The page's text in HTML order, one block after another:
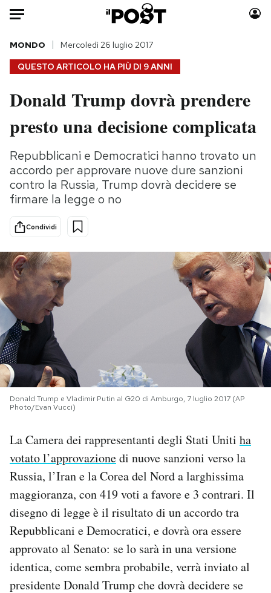
Auto
HOME
Italia
Politica
Tecnologia
Internet
Scienza
Cultura
Economia
Moda
Consumismi
Storie/Idee
Ok Boomer!
Media
PODCAST
NEWSLETTER
I MIEI PREFERITI
SHOP
CALENDARIO
AREA PERSONALE
Area Personale
Newsletter
Notifiche mobile
Regala il Post
Hai bisogno di aiuto?
QUESTO ARTICOLO HA PIÙ DI 9 ANNI
MONDO Mercoledì 26 luglio 2017
Donald Trump dovrà prendere
presto una decisione complicata
Repubblicani e Democratici hanno trovato un
accordo per approvare nuove dure sanzioni
contro la Russia, Trump dovrà decidere se
firmare la legge o no
Condividi
Donald Trump e Vladimir Putin al G20 di Amburgo, 7 luglio 2017 (AP
Photo/Evan Vucci)
La Camera dei rappresentanti degli Stati Uniti ha
votato l’approvazionedi nuove sanzioni verso la
Russia, l’Iran e la Corea del Nord a larghissima
maggioranza, con 419 voti a favore e 3 contrari. Il
disegno di legge è il risultato di un accordo tra
Repubblicani e Democratici, e dovrà ora essere
approvato al Senato: se lo sarà in una versione
identica, come sembra probabile, verrà inviato al
presidente Donald Trump che dovrà decidere se